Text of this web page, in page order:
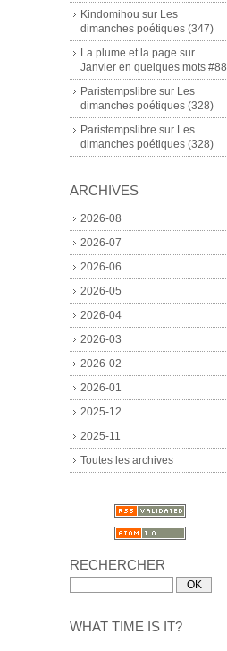
Kindomihou sur Les
dimanches poétiques (347)
La plume et la page sur
Janvier en quelques mots #88
Paristempslibre sur Les
dimanches poétiques (328)
Paristempslibre sur Les
dimanches poétiques (328)
ARCHIVES
2026-08
2026-07
2026-06
2026-05
2026-04
2026-03
2026-02
2026-01
2025-12
2025-11
Toutes les archives
RECHERCHER
WHAT TIME IS IT?